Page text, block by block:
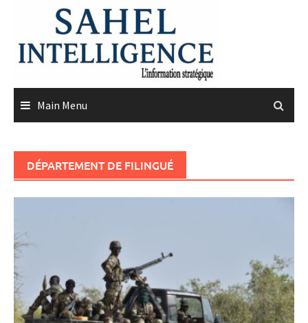
content
Main Menu
DÉPARTEMENT DE FILINGUÉ